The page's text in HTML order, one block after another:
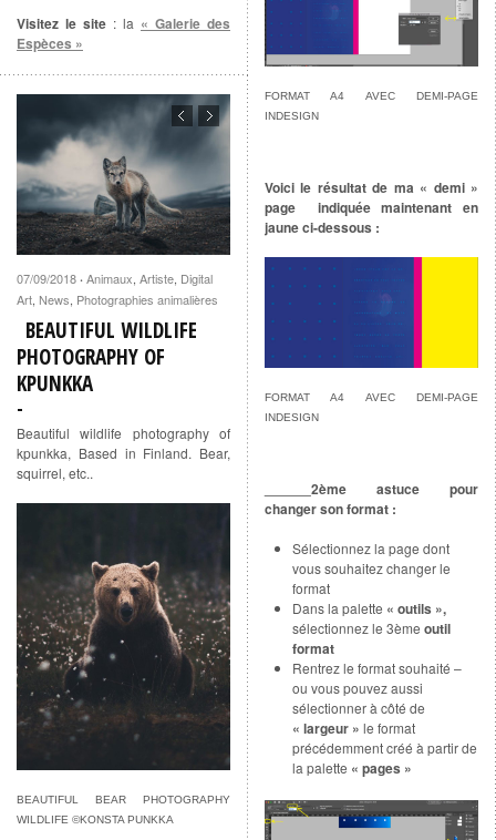
FORMAT A4 AVEC DEMI-PAGE
INDESIGN
Voici le résultat de ma « demi »
page indiquée maintenant en
jaune ci-dessous :
FORMAT A4 AVEC DEMI-PAGE
INDESIGN
______2ème astuce pour
changer son format :
Sélectionnez la page dont
vous souhaitez changer le
format
Dans la palette « outils »,
sélectionnez le 3ème outil
format
Rentrez le format souhaité –
ou vous pouvez aussi
sélectionner à côté de
« largeur » le format
précédemment créé à partir de
la palette « pages »
Visitez le site : la « Galerie des
Espèces »
07/09/2018 · Animaux, Artiste, Digital
Art, News, Photographies animalières
BEAUTIFUL WILDLIFE
PHOTOGRAPHY OF
KPUNKKA
Beautiful wildlife photography of
kpunkka, Based in Finland. Bear,
squirrel, etc..
BEAUTIFUL BEAR PHOTOGRAPHY
WILDLIFE ©KONSTA PUNKKA